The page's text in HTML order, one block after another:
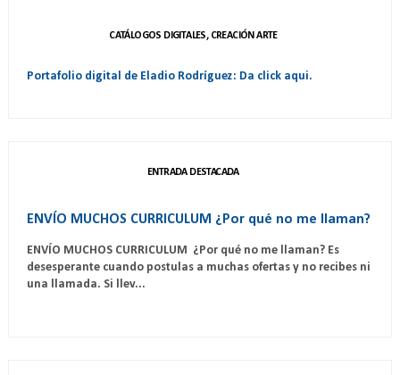
CATÁLOGOS DIGITALES, CREACIÓN ARTE
Portafolio digital de Eladio Rodríguez: Da click aqui.
ENTRADA DESTACADA
ENVÍO MUCHOS CURRICULUM ¿Por qué no me llaman?
ENVÍO MUCHOS CURRICULUM ¿Por qué no me llaman? Es
desesperante cuando postulas a muchas ofertas y no recibes ni
una llamada. Si llev...